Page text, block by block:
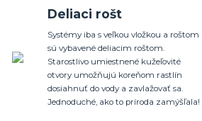
Deliaci rošt
Systémy iba s veľkou vložkou a roštom
sú vybavené deliacim roštom.
Starostlivo umiestnené kužeľovité
otvory umožňujú koreňom rastlín
dosiahnuť do vody a zavlažovať sa.
Jednoduché, ako to príroda zamýšľala!